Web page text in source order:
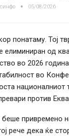
05/08/2026
понатаму. Тој
елиминиран од
во 2026
во
националниот
против
привремено
рече дека ќе